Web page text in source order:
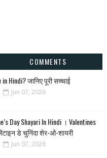
COMMENTS
Hindi? जानिए पूरी सच्चाई
Jun 07, 2026
Day Shayari In Hindi । Valentines
डे चुनिंदा शेर-ओ-शायरी
Jun 07, 2026